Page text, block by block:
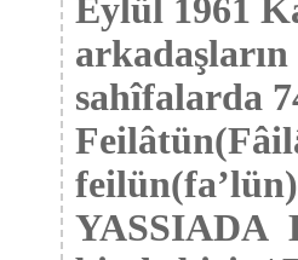
Eylül 1961
arkadaşların
sahîfalarda
YASSIADA